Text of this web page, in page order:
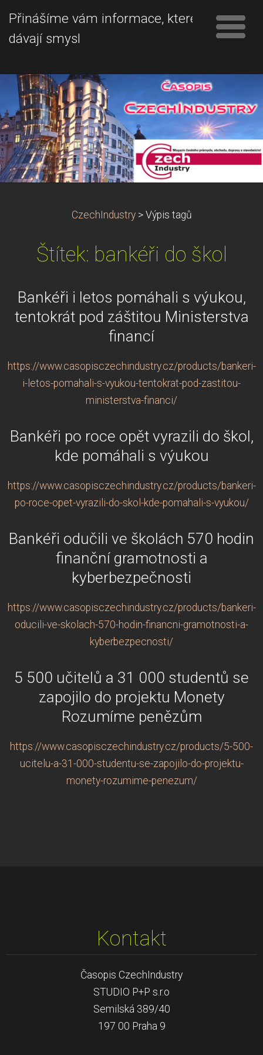
Přinášíme vám informace, které
dávají smysl
CzechIndustry > Výpis tagů
Štítek: bankéři do škol
Bankéři i letos pomáhali s výukou,
tentokrát pod záštitou Ministerstva
financí
https://www.casopisczechindustry.cz/products/bankeri-
i-letos-pomahali-s-vyukou-tentokrat-pod-zastitou-
ministerstva-financi/
Bankéři po roce opět vyrazili do škol,
kde pomáhali s výukou
https://www.casopisczechindustry.cz/products/bankeri-
po-roce-opet-vyrazili-do-skol-kde-pomahali-s-vyukou/
Bankéři odučili ve školách 570 hodin
finanční gramotnosti a
kyberbezpečnosti
https://www.casopisczechindustry.cz/products/bankeri-
oducili-ve-skolach-570-hodin-financni-gramotnosti-a-
kyberbezpecnosti/
5 500 učitelů a 31 000 studentů se
zapojilo do projektu Monety
Rozumíme penězům
https://www.casopisczechindustry.cz/products/5-500-
ucitelu-a-31-000-studentu-se-zapojilo-do-projektu-
monety-rozumime-penezum/
Kontakt
Časopis CzechIndustry
STUDIO P+P s.r.o
Semilská 389/40
197 00 Praha 9